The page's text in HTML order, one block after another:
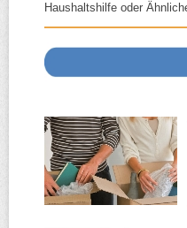
Haushaltshilfe oder